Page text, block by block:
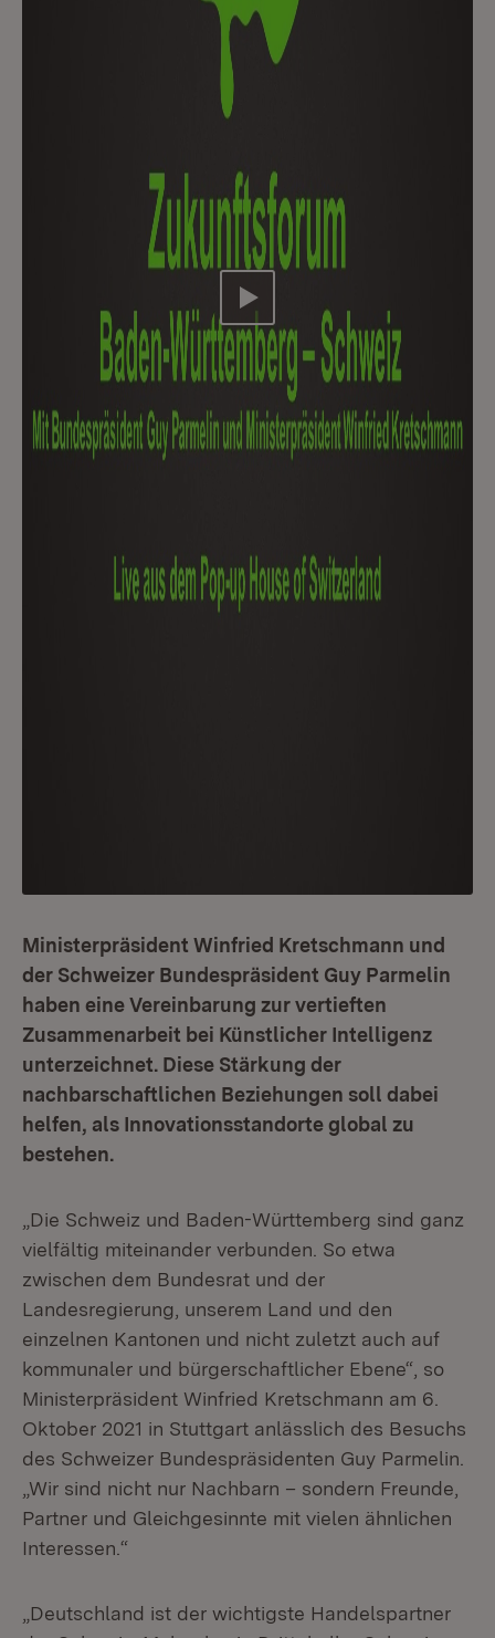
Video abspielen
Ministerpräsident Winfried Kretschmann und
der Schweizer Bundespräsident Guy Parmelin
haben eine Vereinbarung zur vertieften
Zusammenarbeit bei Künstlicher Intelligenz
unterzeichnet. Diese Stärkung der
nachbarschaftlichen Beziehungen soll dabei
helfen, als Innovationsstandorte global zu
bestehen.
„Die Schweiz und Baden-Württemberg sind ganz
vielfältig miteinander verbunden. So etwa
zwischen dem Bundesrat und der
Landesregierung, unserem Land und den
einzelnen Kantonen und nicht zuletzt auch auf
kommunaler und bürgerschaftlicher Ebene“, so
Ministerpräsident Winfried Kretschmann am 6.
Oktober 2021 in Stuttgart anlässlich des Besuchs
des Schweizer Bundespräsidenten Guy Parmelin.
„Wir sind nicht nur Nachbarn – sondern Freunde,
Partner und Gleichgesinnte mit vielen ähnlichen
Interessen.“
„Deutschland ist der wichtigste Handelspartner